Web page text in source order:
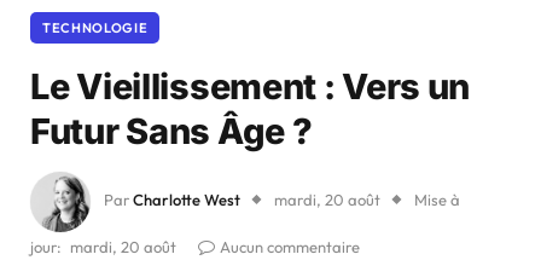
TECHNOLOGIE
Le Vieillissement : Vers un
Futur Sans Âge ?
ParCharlotte West mardi, 20 août Mise à
jour: mardi, 20 août
Aucun commentaire